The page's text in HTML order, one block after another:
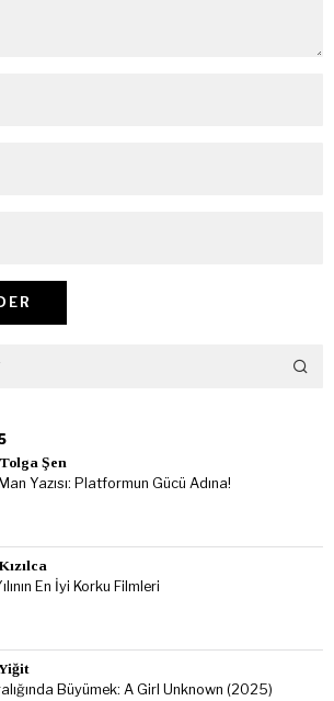
Şen
Yazısı: Platformun Gücü Adına!
En İyi Korku Filmleri
Büyümek: A Girl Unknown (2025)